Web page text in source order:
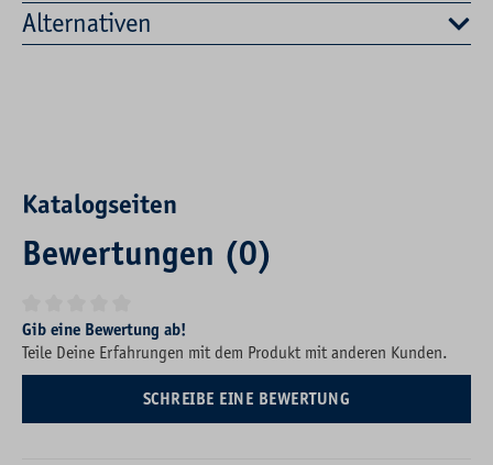
Alternativen
Katalogseiten
Bewertungen (0)
Durchschnittliche Bewertung von 0 von 5 Sternen
Gib eine Bewertung ab!
Teile Deine Erfahrungen mit dem Produkt mit anderen Kunden.
SCHREIBE EINE BEWERTUNG